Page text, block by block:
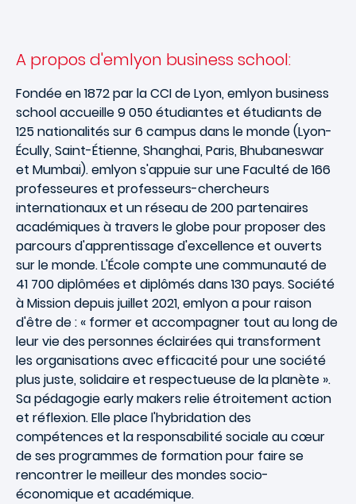
A propos d'emlyon business school:
Fondée en 1872 par la CCI de Lyon, emlyon business
school accueille 9 050 étudiantes et étudiants de
125 nationalités sur 6 campus dans le monde (Lyon-
Écully, Saint-Étienne, Shanghai, Paris, Bhubaneswar
et Mumbai). emlyon s'appuie sur une Faculté de 166
professeures et professeurs-chercheurs
internationaux et un réseau de 200 partenaires
académiques à travers le globe pour proposer des
parcours d'apprentissage d'excellence et ouverts
sur le monde. L'École compte une communauté de
41 700 diplômées et diplômés dans 130 pays. Société
à Mission depuis juillet 2021, emlyon a pour raison
d'être de : « former et accompagner tout au long de
leur vie des personnes éclairées qui transforment
les organisations avec efficacité pour une société
plus juste, solidaire et respectueuse de la planète ».
Sa pédagogie early makers relie étroitement action
et réflexion. Elle place l'hybridation des
compétences et la responsabilité sociale au cœur
de ses programmes de formation pour faire se
rencontrer le meilleur des mondes socio-
économique et académique.